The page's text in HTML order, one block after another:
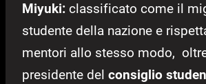
Miyuki: classificato come il
studente della nazione e
mentori allo stesso modo,
presidente del consiglio